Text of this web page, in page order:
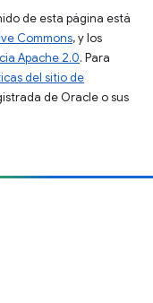
de esta página está
Commons, y los
Apache 2.0. Para
del sitio de
de Oracle o sus